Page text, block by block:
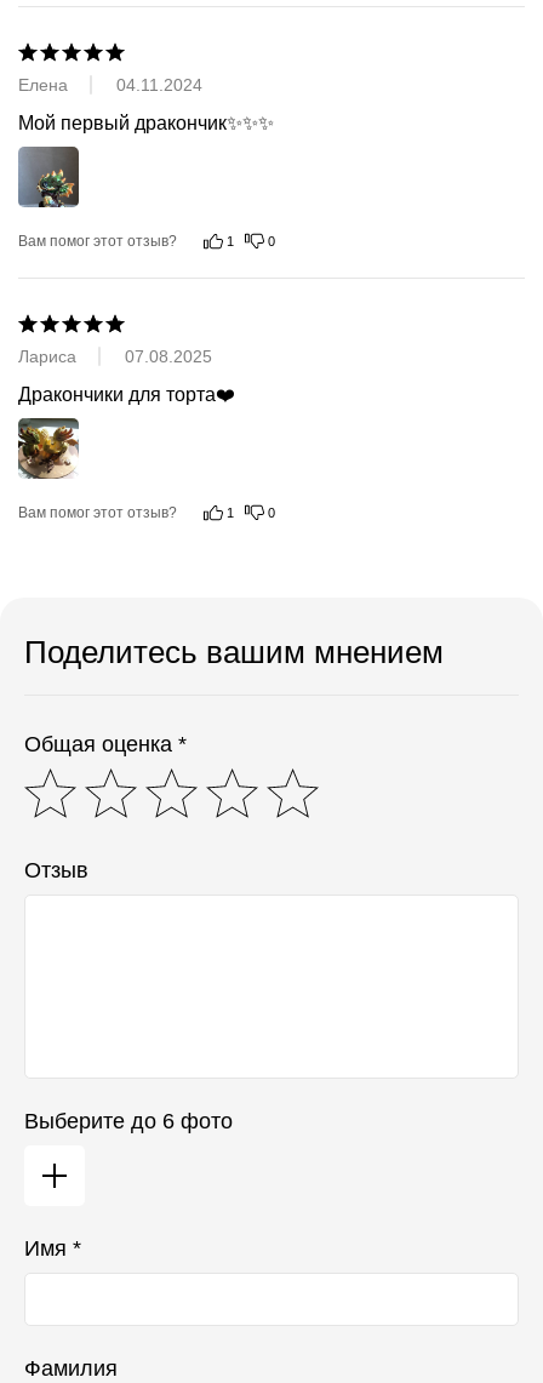
Елена 04.11.2024
Мой первый дракончик✨✨✨
Вам помог этот отзыв? 1 0
Лариса 07.08.2025
Дракончики для торта❤️
Вам помог этот отзыв? 1 0
Поделитесь вашим мнением
Общая оценка *
Отзыв
Выберите до 6 фото
Имя *
Фамилия